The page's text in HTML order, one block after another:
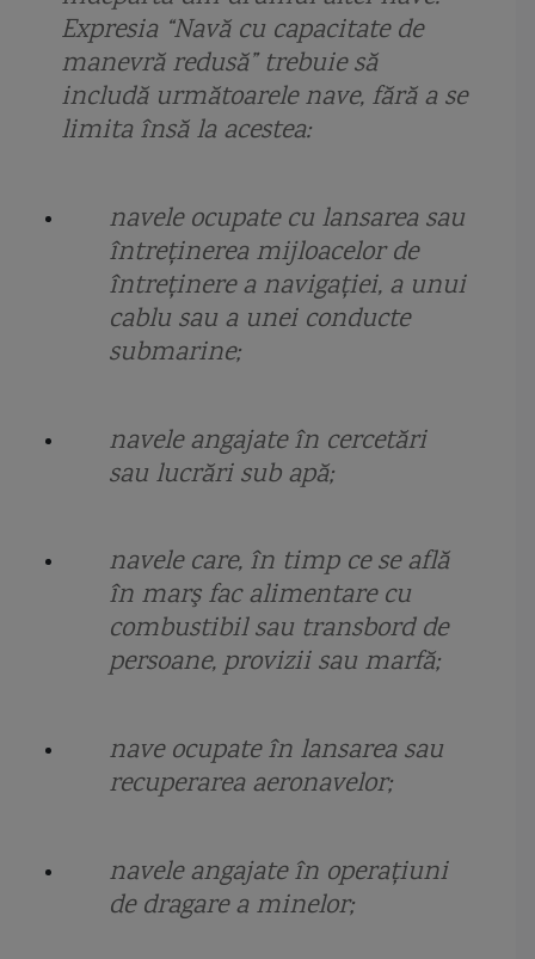
Marasti Marea Azov Marea Chinei de Sud Marea Neagra
marina bulgariei marina comerciala romana marina militara romana
marina rusa marina ucrainei Marsuinul
monitor monitor Kogalniceanu monocorp
Motor Torpedo Boat munitie 100mm cu incarcatura redusa
NATO nava amfibie
nava maritima hidrografica
nava pentru cercetări maritime şi scafandri Grigore Antipa
nava scoala nava SWATH
nave purtatoare de rachete nave romanesti
Nicolae Gonta nod Oceanul Indian Operatiunea 60000
operaţiuni de minare
Expresia “Navă cu capacitate de
manevră redusă” trebuie să
includă următoarele nave, fără a se
limita însă la acestea:
navele ocupate cu lansarea sau
întreţinerea mijloacelor de
întreţinere a navigaţiei, a unui
cablu sau a unei conducte
submarine;
navele angajate în cercetări
sau lucrări sub apă;
navele care, în timp ce se află
în marş fac alimentare cu
combustibil sau transbord de
persoane, provizii sau marfă;
nave ocupate în lansarea sau
recuperarea aeronavelor;
navele angajate în operaţiuni
de dragare a minelor;